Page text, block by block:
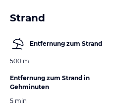
Strand
Entfernung zum Strand
500 m
Entfernung zum Strand in
Gehminuten
5 min